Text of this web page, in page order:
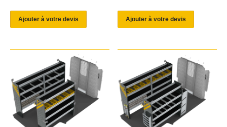
Ajouter à votre devis Ajouter à votre devis